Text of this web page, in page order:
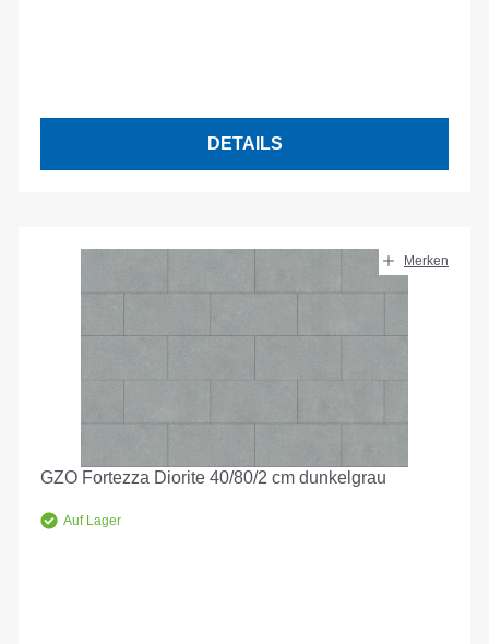
DETAILS
Merken
GZO Fortezza Diorite 40/80/2 cm dunkelgrau
Auf Lager